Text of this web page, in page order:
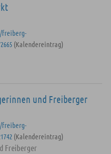
freiberg-
(Kalendereintrag)
und Freiberger
freiberg-
(Kalendereintrag)
Freiberger